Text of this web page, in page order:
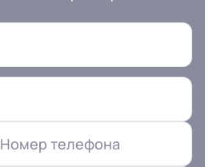
Номер телефона